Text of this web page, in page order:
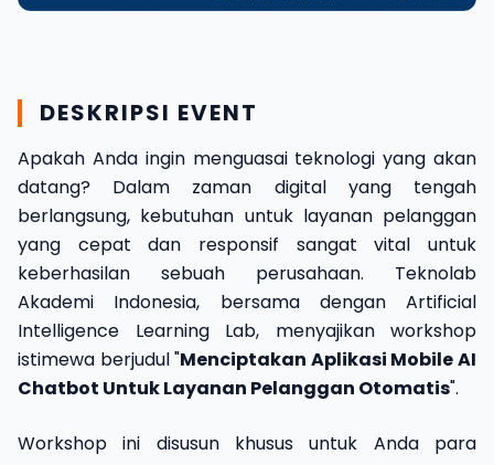
DESKRIPSI EVENT
Apakah Anda ingin menguasai teknologi yang akan
datang? Dalam zaman digital yang tengah
berlangsung, kebutuhan untuk layanan pelanggan
yang cepat dan responsif sangat vital untuk
keberhasilan sebuah perusahaan. Teknolab
Akademi Indonesia, bersama dengan Artificial
Intelligence Learning Lab, menyajikan workshop
istimewa berjudul "Menciptakan Aplikasi Mobile AI
Chatbot Untuk Layanan Pelanggan Otomatis".
Workshop ini disusun khusus untuk Anda para